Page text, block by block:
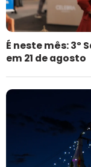
É neste mês: 3º
em 21 de agosto